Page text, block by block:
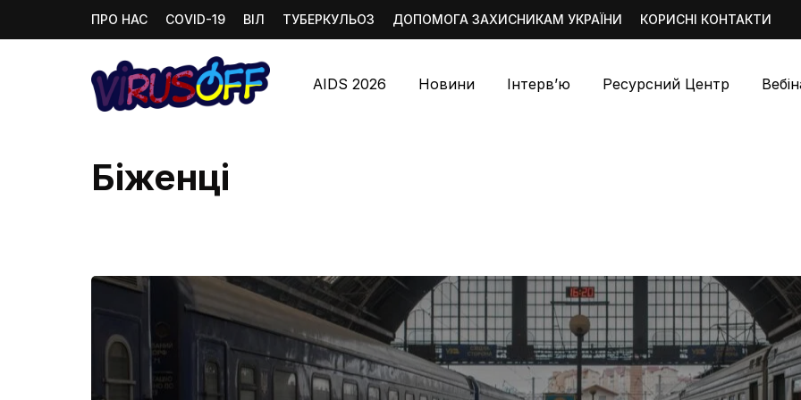
ПРО НАС COVID-19 ВІЛ ТУБЕРКУЛЬОЗ ДОПОМОГА ЗАХИСНИКАМ УКРАЇНИ КОРИСНІ КОНТАКТИ
AIDS 2026 Новини Інтерв’ю Ресурсний Центр
Біженці